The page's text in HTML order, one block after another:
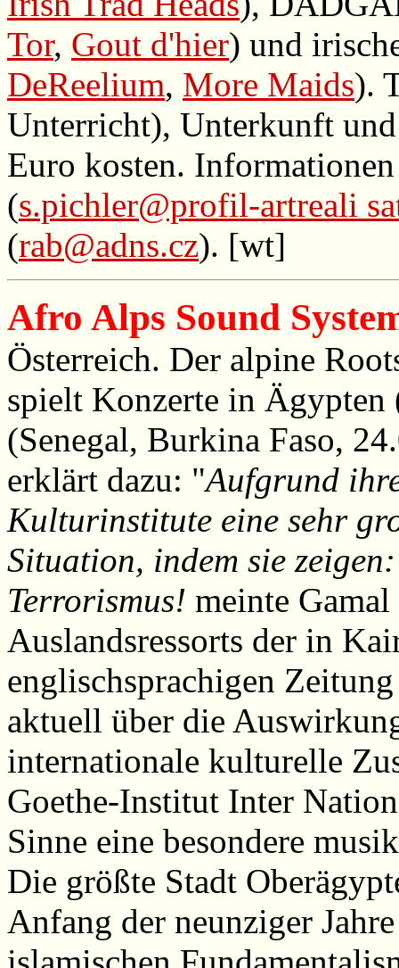
Tor, Gout d'hier) und
DeReelium, More Maids).
Unterricht), Unterkunft
Euro kosten.
(s.pichler@profil-artreali
(rab@adns.cz). [wt]
Afro Alps Sound
Österreich. Der alpine
spielt Konzerte in
(Senegal, Burkina Faso,
erklärt dazu: "Aufgrund
Kulturinstitute eine sehr
Situation, indem sie
Terrorismus! meinte
Auslandsressorts der in
englischsprachigen
aktuell über die
internationale kulturelle
Goethe-Institut Inter
Sinne eine besondere
Die größte Stadt
Anfang der neunziger